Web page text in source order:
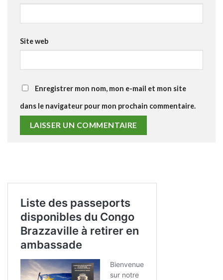
Site web
Enregistrer mon nom, mon e-mail et mon site
dans le navigateur pour mon prochain commentaire.